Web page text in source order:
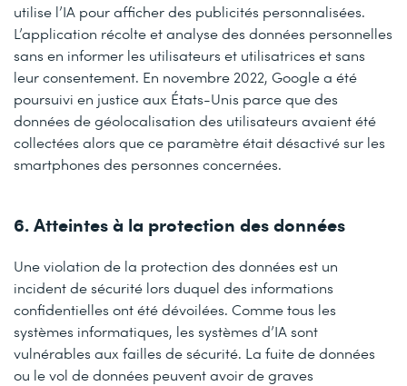
utilise l’IA pour afficher des publicités personnalisées.
L’application récolte et analyse des données personnelles
sans en informer les utilisateurs et utilisatrices et sans
leur consentement. En novembre 2022, Google a été
poursuivi en justice aux États-Unis parce que des
données de géolocalisation des utilisateurs avaient été
collectées alors que ce paramètre était désactivé sur les
smartphones des personnes concernées.
6. Atteintes à la protection des données
Une violation de la protection des données est un
incident de sécurité lors duquel des informations
confidentielles ont été dévoilées. Comme tous les
systèmes informatiques, les systèmes d’IA sont
vulnérables aux failles de sécurité. La fuite de données
ou le vol de données peuvent avoir de graves